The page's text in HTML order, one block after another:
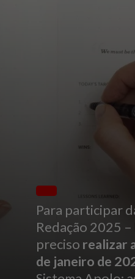
Para participar
Redação 2025
preciso realizar
de janeiro de